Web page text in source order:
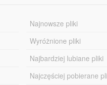
Najnowsze pliki
Wyróżnione pliki
Najbardziej lubiane pliki
Najczęściej pobierane